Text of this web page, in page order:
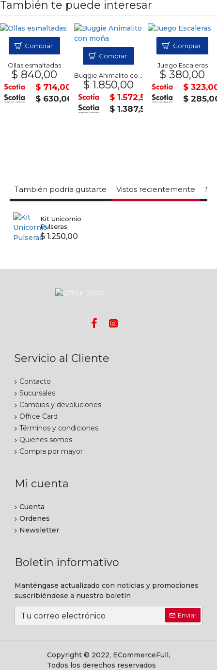
También te puede interesar
Ollas esmaltadas
$ 840,00
$ 714,00
$ 630,00
Comprar
Buggie Animalito con moña
$ 1.850,00
$ 1.572,50
$ 1.387,50
Comprar
Juego Escaleras
$ 380,00
$
$
Comprar
También podría gustarte Vistos recientemente
Kit Unicornio
Pulseras
$ 1.250,00
Servicio al Cliente
Contacto
Sucursales
Cambios y devoluciones
Office Card
Términos y condiciones
Quienes somos
Compra por mayor
Mi cuenta
Cuenta
Ordenes
Newsletter
Boletin informativo
Manténgase actualizado con noticias y promociones
suscribiéndose a nuestro boletín
Enviar
Copyright © 2022, ECommerceFull,
Todos los derechos reservados